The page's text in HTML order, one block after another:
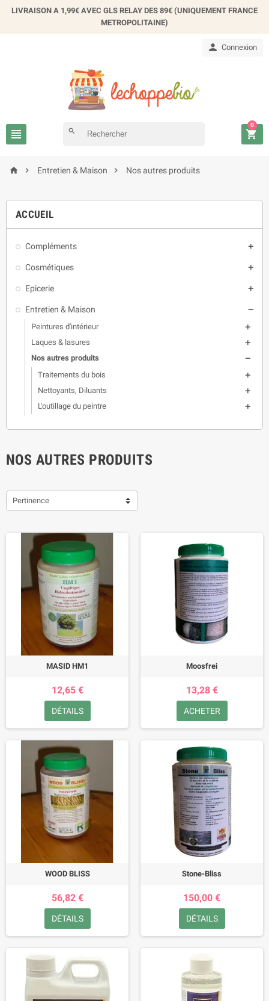
LIVRAISON A 1,99€ AVEC GLS RELAY DES 89€ (UNIQUEMENT FRANCE
METROPOLITAINE)
 Connexion
 search 
0
  Entretien & Maison  Nos autres produits
ACCUEIL
Compléments 
Cosmétiques 
Epicerie 
Entretien & Maison 
Peintures d'intérieur 
Laques & lasures 
Nos autres produits 
Traitements du bois 
Nettoyants, Diluants 
L'outillage du peintre 
NOS AUTRES PRODUITS
Pertinence
MASID HM1
12,65 €
DÉTAILS
Moosfrei
13,28 €
ACHETER
WOOD BLISS
56,82 €
DÉTAILS
Stone-Bliss
150,00 €
DÉTAILS